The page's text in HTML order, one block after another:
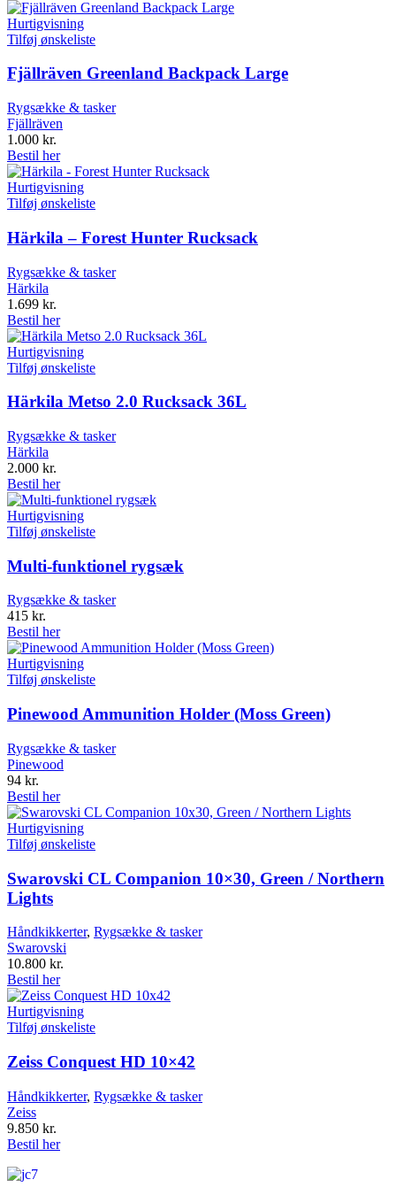
Hurtigvisning
Tilføj ønskeliste
Fjällräven Greenland Backpack Large
Rygsække & tasker
Fjällräven
1.000 kr.
Bestil her
Hurtigvisning
Tilføj ønskeliste
Härkila – Forest Hunter Rucksack
Rygsække & tasker
Härkila
1.699 kr.
Bestil her
Hurtigvisning
Tilføj ønskeliste
Härkila Metso 2.0 Rucksack 36L
Rygsække & tasker
Härkila
2.000 kr.
Bestil her
Hurtigvisning
Tilføj ønskeliste
Multi-funktionel rygsæk
Rygsække & tasker
415 kr.
Bestil her
Hurtigvisning
Tilføj ønskeliste
Pinewood Ammunition Holder (Moss Green)
Rygsække & tasker
Pinewood
94 kr.
Bestil her
Hurtigvisning
Tilføj ønskeliste
Swarovski CL Companion 10×30, Green / Northern
Lights
Håndkikkerter, Rygsække & tasker
Swarovski
10.800 kr.
Bestil her
Hurtigvisning
Tilføj ønskeliste
Zeiss Conquest HD 10×42
Håndkikkerter, Rygsække & tasker
Zeiss
9.850 kr.
Bestil her